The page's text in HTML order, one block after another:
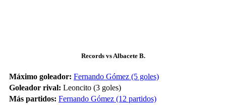
Records vs Albacete B.
Máximo goleador: Fernando Gómez (5 goles)
Goleador rival: Leoncito (3 goles)
Más partidos: Fernando Gómez (12 partidos)